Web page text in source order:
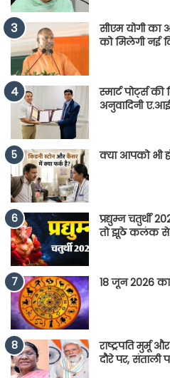
सीएम योगी का
को मिलेगी नई
स्मार्ट पोर्ट्स
अनुवादिनी
क्या आपको भी
प्रद्युम्न चतुर्थी
तो झूठे कलंक से
18 जून 2026
राष्ट्रपति मुर्मू
दौरे पर, संताली